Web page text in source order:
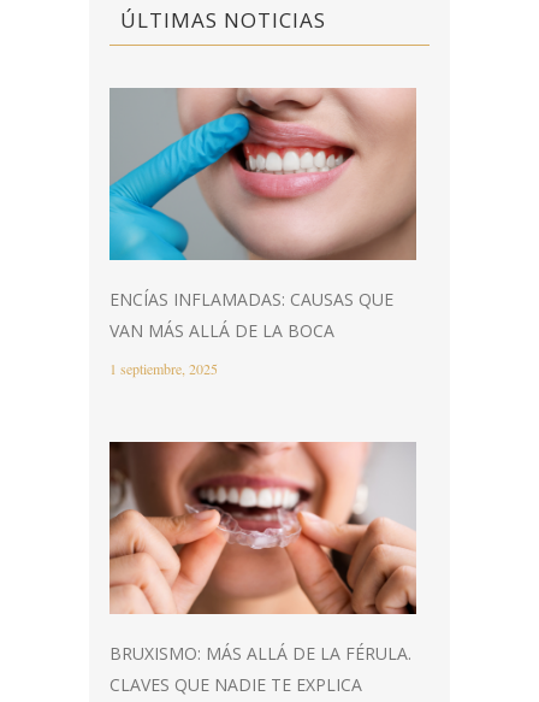
ÚLTIMAS NOTICIAS
ENCÍAS INFLAMADAS: CAUSAS QUE
VAN MÁS ALLÁ DE LA BOCA
1 septiembre, 2025
BRUXISMO: MÁS ALLÁ DE LA FÉRULA.
CLAVES QUE NADIE TE EXPLICA